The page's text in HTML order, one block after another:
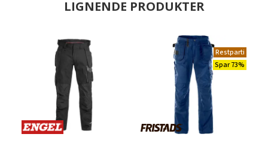
LIGNENDE PRODUKTER
Restparti
Spar 73%